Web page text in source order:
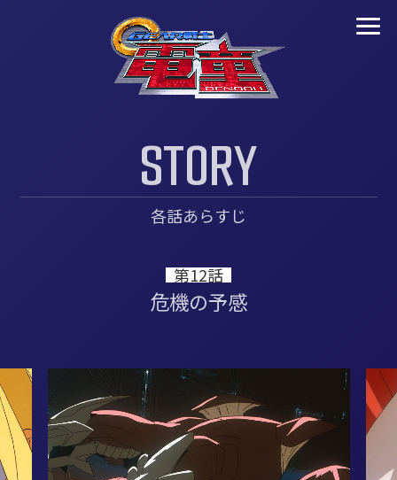
STORY
各話あらすじ
第12話
危機の予感